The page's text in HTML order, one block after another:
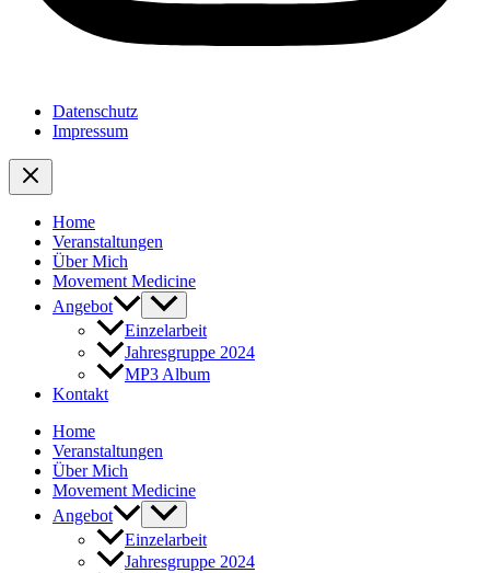
Datenschutz
Impressum
Home
Veranstaltungen
Über Mich
Movement Medicine
Angebot
Einzelarbeit
Jahresgruppe 2024
MP3 Album
Kontakt
Home
Veranstaltungen
Über Mich
Movement Medicine
Angebot
Einzelarbeit
Jahresgruppe 2024